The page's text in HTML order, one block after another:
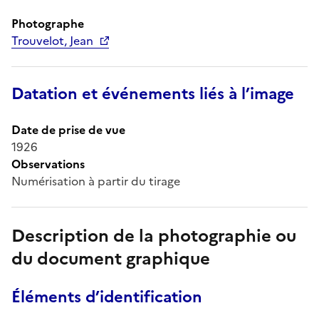
Photographe
Trouvelot, Jean
Datation et événements liés à l’image
Date de prise de vue
1926
Observations
Numérisation à partir du tirage
Description de la photographie ou
du document graphique
Éléments d’identification